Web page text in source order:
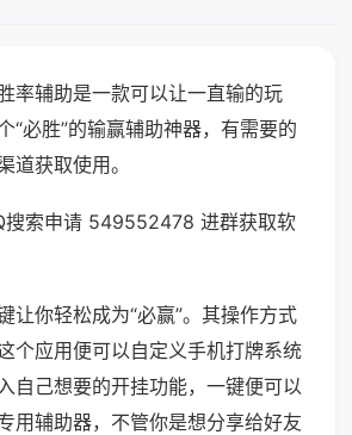
率辅助是一款可以让一直输的玩
“必胜”的输赢辅助神器，有需要的
道获取使用。
搜索申请 549552478 进群获取软
让你轻松成为“必赢”。其操作方式
个应用便可以自定义手机打牌系统
自己想要的开挂功能，一键便可以
用辅助器，不管你是想分享给好友